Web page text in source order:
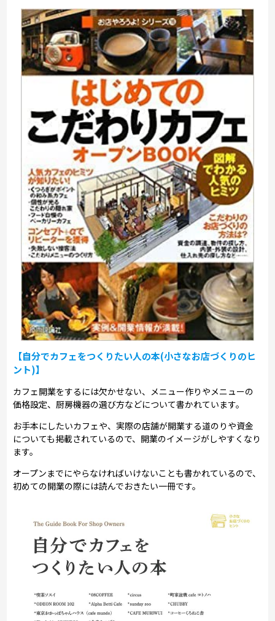
【自分でカフェをつくりたい人の本(小さなお店づくりのヒ
ント)】
カフェ開業をするには欠かせない、メニュー作りやメニューの
価格設定、厨房機器の選び方などについて書かれています。
お手本にしたいカフェや、実際の店舗が開業する道のりや資金
についても掲載されているので、開業のイメージがしやすくなり
ます。
オープンまでにやらなければいけないことも書かれているので、
初めての開業の際には読んでおきたい一冊です。